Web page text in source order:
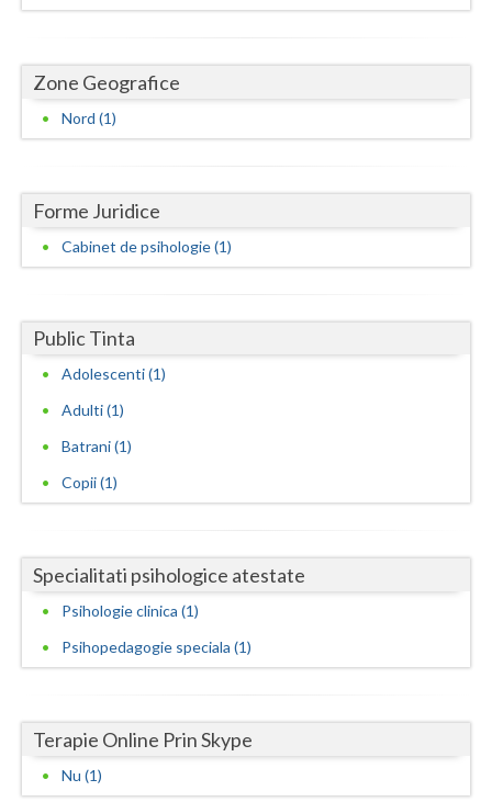
Giurgiu
Hunedoara
Ialomita
Ilfov
Mehedinti
Mures
Olt
Prahova
Sibiu
Suceava
Zone Geografice
Nord (1)
Forme Juridice
Cabinet de psihologie (1)
Public Tinta
Adolescenti (1)
Adulti (1)
Batrani (1)
Copii (1)
Specialitati psihologice atestate
Psihologie clinica (1)
Psihopedagogie speciala (1)
Terapie Online Prin Skype
Nu (1)